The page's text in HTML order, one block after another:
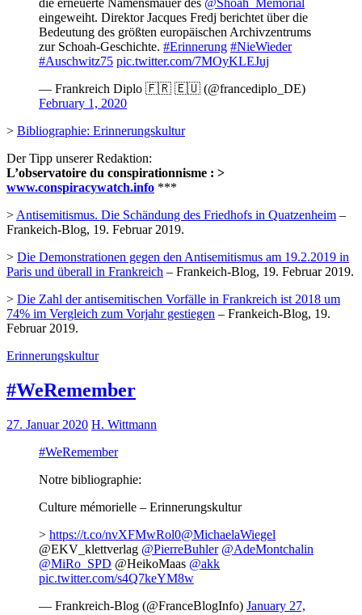
die erneuerte Namensmauer des @Shoah_Memorial
eingeweiht. Direktor Jacques Fredj berichtet über die
Bedeutung des größten europäischen Archivzentrums
zur Schoah-Geschichte. #Erinnerung #NieWieder
#Auschwitz75 pic.twitter.com/7MOyKLEJuj
— Frankreich Diplo 🇫🇷 🇪🇺 (@francediplo_DE)
February 1, 2020
> Bibliographie: Erinnerungskultur
Der Tipp unserer Redaktion:
L’observatoire du conspirationnisme : >
www.conspiracywatch.info ***
> Antisemitismus. Die Schändung des Friedhofs in Quatzenheim –
Frankeich-Blog, 19. Februar 2019.
> Die Demonstrationen gegen den Antisemitismus am 19.2.2019 in
Paris und überall in Frankreich – Frankeich-Blog, 19. Februar 2019.
> Die Zahl der antisemitischen Vorfälle in Frankreich ist 2018 um
74% im Vergleich zum Vorjahr gestiegen – Frankeich-Blog, 19.
Februar 2019.
Erinnerungskultur
#WeRemember
27. Januar 2020 H. Wittmann
#WeRemember
Notre bibliographie:
Culture mémorielle – Erinnerungskultur
> https://t.co/nvXFMwRol0@MichaelaWiegel
@EKV_klettverlag @PierreBuhler @AdeMontchalin
@MiRo_SPD @HeikoMaas @akk
pic.twitter.com/s4Q7keYM8w
— Frankreich-Blog (@FranceBlogInfo) January 27,